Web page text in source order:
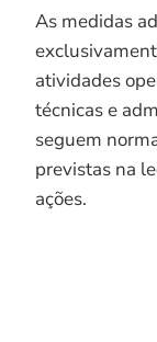
As medidas
atividades
técnicas e
seguem
previstas na
ações.